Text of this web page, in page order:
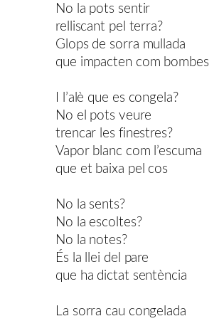
No la pots sentir
relliscant pel terra?
Glops de sorra mullada
que impacten com bombes
I l’alè que es congela?
No el pots veure
trencar les finestres?
Vapor blanc com l’escuma
que et baixa pel cos
No la sents?
No la escoltes?
No la notes?
És la llei del pare
que ha dictat sentència
La sorra cau congelada